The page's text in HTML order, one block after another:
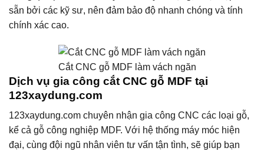
sẵn bởi các kỹ sư, nên đảm bảo độ nhanh chóng và tính
chính xác cao.
Cắt CNC gỗ MDF làm vách ngăn
Dịch vụ gia công cắt CNC gỗ MDF tại
123xaydung.com
123xaydung.com chuyên nhận gia công CNC các loại gỗ,
kể cả gỗ công nghiệp MDF. Với hệ thống máy móc hiện
đại, cùng đội ngũ nhân viên tư vấn tận tình, sẽ giúp bạn